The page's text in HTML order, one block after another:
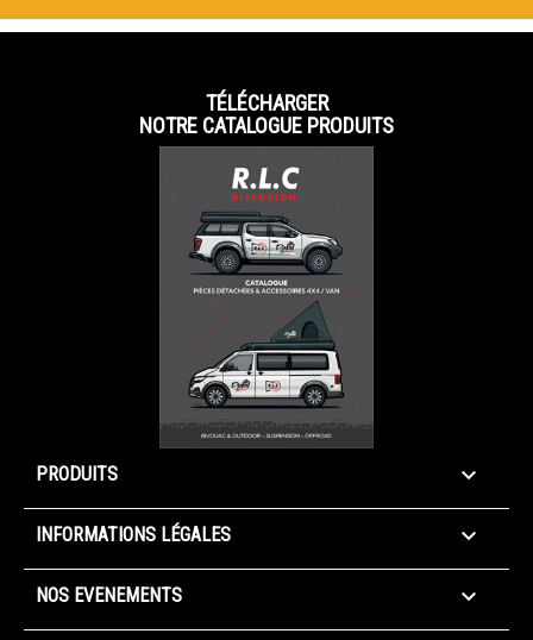
TÉLÉCHARGER
NOTRE CATALOGUE PRODUITS
PRODUITS 
INFORMATIONS LÉGALES 
NOS EVENEMENTS 